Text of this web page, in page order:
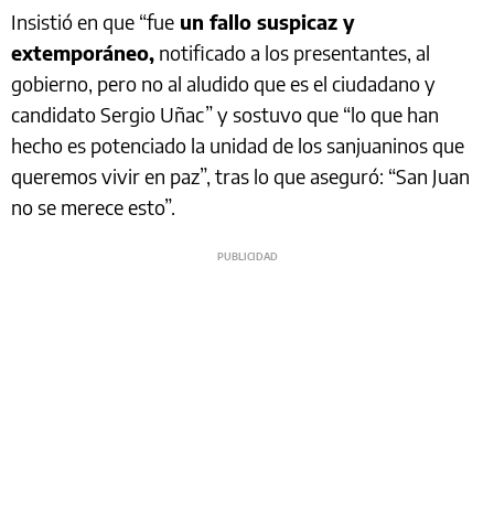
Insistió en que “fue un fallo suspicaz y
extemporáneo, notificado a los presentantes, al
gobierno, pero no al aludido que es el ciudadano y
candidato Sergio Uñac” y sostuvo que “lo que han
hecho es potenciado la unidad de los sanjuaninos que
queremos vivir en paz”, tras lo que aseguró: “San Juan
no se merece esto”.